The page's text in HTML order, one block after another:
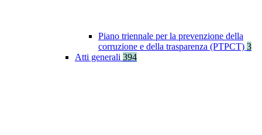
Piano triennale per la prevenzione della
corruzione e della trasparenza (PTPCT) 3
Atti generali 394